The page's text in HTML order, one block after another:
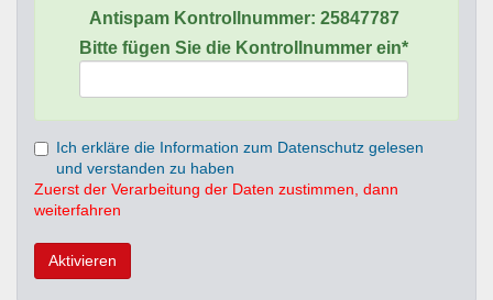
Antispam Kontrollnummer: 25847787
Bitte fügen Sie die Kontrollnummer ein*
Ich erkläre die Information zum Datenschutz gelesen
und verstanden zu haben
Zuerst der Verarbeitung der Daten zustimmen, dann
weiterfahren
Aktivieren